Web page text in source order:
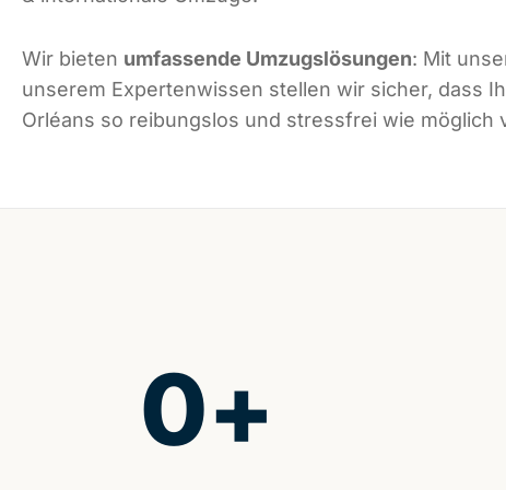
Wir bieten umfassende Umzugslösungen: Mit
unserem Expertenwissen stellen wir sicher, dass
Orléans so reibungslos und stressfrei wie möglich
0+